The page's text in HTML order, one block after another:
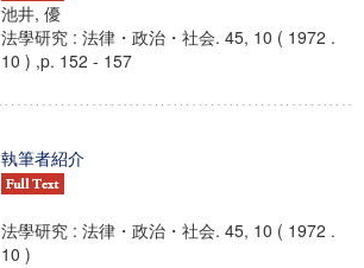
池井, 優
法學研究 : 法律・政治・社会. 45, 10 ( 1972 .
10 ) ,p. 152 - 157
執筆者紹介
法學研究 : 法律・政治・社会. 45, 10 ( 1972 .
10 )